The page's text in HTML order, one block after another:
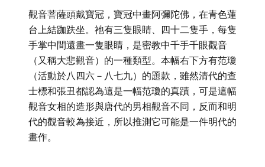
觀音菩薩頭戴寶冠，寶冠中畫阿彌陀佛，在青色蓮
台上結跏趺坐。祂有三隻眼睛、四十二隻手，每隻
手掌中間還畫一隻眼睛，是密教中千手千眼觀音
（又稱大悲觀音）的一種類型。本幅右下方有范瓊
（活動於八四六－八七九）的題款，雖然清代的查
士標和張丑都認為這是一幅范瓊的真蹟，可是這幅
觀音女相的造形與唐代的男相觀音不同，反而和明
代的觀音較為接近，所以推測它可能是一件明代的
畫作。